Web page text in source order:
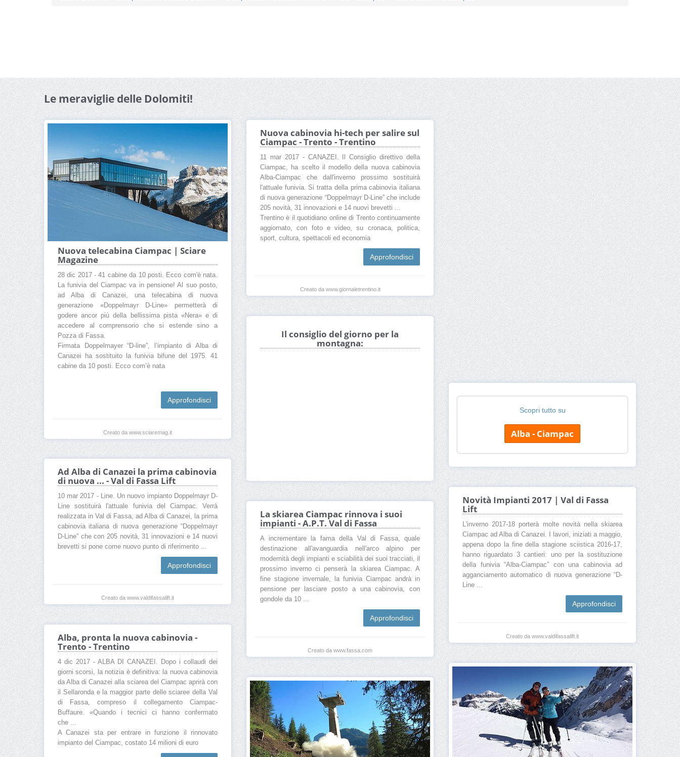
Le meraviglie delle Dolomiti!
Nuova telecabina Ciampac | Sciare
Magazine
28 dic 2017 - 41 cabine da 10 posti. Ecco com'è nata.
La funivia del Ciampac va in pensione! Al suo posto,
ad Alba di Canazei, una telecabina di nuova
generazione «Doppelmayr D-Line» permetterà di
godere ancor più della bellissima pista «Nera» e di
accedere al comprensorio che si estende sino a
Pozza di Fassa.
Firmata Doppelmayer “D-line”, l’impianto di Alba di
Canazei ha sostituito la funivia bifune del 1975. 41
cabine da 10 posti. Ecco com’è nata
Approfondisci
Creato da www.sciaremag.it
Nuova cabinovia hi-tech per salire sul
Ciampac - Trento - Trentino
11 mar 2017 - CANAZEI. Il Consiglio direttivo della
Ciampac, ha scelto il modello della nuova cabinovia
Alba-Ciampac che dall'inverno prossimo sostituirà
l'attuale funivia. Si tratta della prima cabinovia italiana
di nuova generazione “Doppelmayr D-Line” che include
205 novità, 31 innovazioni e 14 nuovi brevetti ...
Trentino è il quotidiano online di Trento continuamente
aggiornato, con foto e video, su cronaca, politica,
sport, cultura, spettacoli ed economia
Approfondisci
Creato da www.giornaletrentino.it
Scopri tutto su
Alba - Ciampac
Il consiglio del giorno per la
montagna:
Ad Alba di Canazei la prima cabinovia
di nuova ... - Val di Fassa Lift
10 mar 2017 - Line. Un nuovo impianto Doppelmayr D-
Line sostituirà l'attuale funivia del Ciampac. Verrà
realizzata in Val di Fassa, ad Alba di Canazei, la prima
cabinovia italiana di nuova generazione “Doppelmayr
D-Line” che con 205 novità, 31 innovazioni e 14 nuovi
brevetti si pone come nuovo punto di riferimento ...
Approfondisci
Creato da www.valdifassalift.it
Novità Impianti 2017 | Val di Fassa
Lift
L'inverno 2017-18 porterà molte novità nella skiarea
Ciampac ad Alba di Canazei. I lavori, iniziati a maggio,
appena dopo la fine della stagione sciistica 2016-17,
hanno riguardato 3 cantieri: uno per la sostituzione
della funivia “Alba-Ciampac” con una cabinovia ad
agganciamento automatico di nuova generazione “D-
Line ...
Approfondisci
Creato da www.valdifassalift.it
La skiarea Ciampac rinnova i suoi
impianti - A.P.T. Val di Fassa
A incrementare la fama della Val di Fassa, quale
destinazione all'avanguardia nell'arco alpino per
modernità degli impianti e sciabilità dei suoi tracciati, il
prossimo inverno ci penserà la skiarea Ciampac. A
fine stagione invernale, la funivia Ciampac andrà in
pensione per lasciare posto a una cabinovia, con
gondole da 10 ...
Approfondisci
Creato da www.fassa.com
Alba, pronta la nuova cabinovia -
Trento - Trentino
4 dic 2017 - ALBA DI CANAZEI. Dopo i collaudi dei
giorni scorsi, la notizia è definitiva: la nuova cabinovia
da Alba di Canazei alla sciarea del Ciampac aprirà con
il Sellaronda e la maggior parte delle sciaree della Val
di Fassa, compreso il collegamento Ciampac-
Buffaure. «Quando i tecnici ci hanno confermato
che ...
A Canazei sta per entrare in funzione il rinnovato
impianto del Ciampac, costato 14 milioni di euro